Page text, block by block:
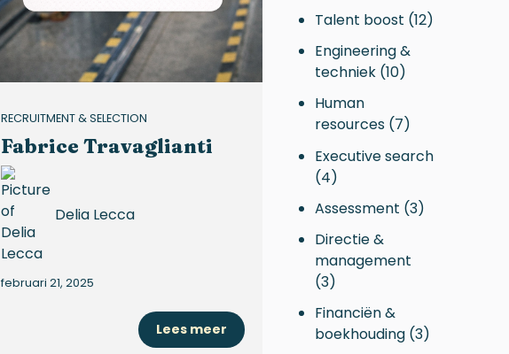
RECRUITMENT & SELECTION
Fabrice Travaglianti
Delia Lecca
februari 21, 2025
Lees meer
Talent boost (12)
Engineering &
techniek (10)
Human
resources (7)
Executive search
(4)
Assessment (3)
Directie &
management
(3)
Financiën &
boekhouding (3)